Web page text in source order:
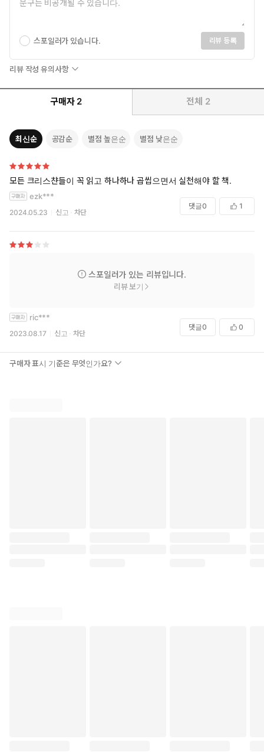
하는 한국 사회와 교회에 회의를 느끼는가? 이런 시대를 살아가는
를 부추기는 극심한 분열과 배척, 양극화에 시달리는 시대, 만연한
원한과 복수 문화 속에서 사는 오늘날의 그리스도인을 위해 기독교
신앙의 심장, ‘용서’를 조명한 책이 출간되었다. 수많은 저서와 설교
를 통해 이 시대 그리스도인들에게 삶의 방향을 제시한 팀 켈러 목
사가, 현대 사회에서 배척당하는 용서가 모든 사람의 삶에서 핵심
요소가 되어야 하는 이유를 개괄한다.
용서하려면 정의를 포기해야 한다? 용서, 인간이 할 수 있는 영역이
아니다?
뿐이다?
누군가를 의미 있게 용서하는 것은 인간의 본성과 어긋나는 아주
힘들고 부자연스러운 일이다. 그러나 용서하지 않으면 원한과 복
용서는 꼭 필요한 기술이고, 도덕적 필연이며, 인간으로 산다는
자들에게 용서가 그토록 중요한 이유와 용서하는 방법을 제시하
며 함께 익히고 배울 것을 권한다. 어떤 단계를 밟아야 정의나 자
한다. 용서에 관한 흔한 오해들을 풀어 주고, 단순히 사회적, 도덕
적 의무로서의 용서가 아닌 ‘하나님께 받은 용서’에서 비롯된 기
의 어려움을 공감해 주면서, 개개인의 삶의 현장과 인생을 직접
스포일러가 있습니다. 리뷰 등록
리뷰 작성 유의사항
구매자 2 전체 2
최신순 공감순 별점 높은순 별점 낮은순
모든 크리스챤들이 꼭 읽고 하나하나 곱씹으면서 실천해야 할 책.
ezk***
2024.05.23 신고 차단
댓글0 1
스포일러가 있는 리뷰입니다.
리뷰 보기
ric***
2023.08.17 신고 차단
댓글0 0
구매자 표시 기준은 무엇인가요?